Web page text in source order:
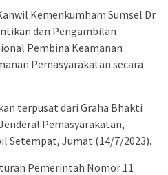
Kemenkumham Sumsel Dr
dan Pengambilan
Pembina Keamanan
Pemasyarakatan secara
terpusat dari Graha Bhakti
Pemasyarakatan,
Setempat, Jumat (14/7/2023).
Pemerintah Nomor 11